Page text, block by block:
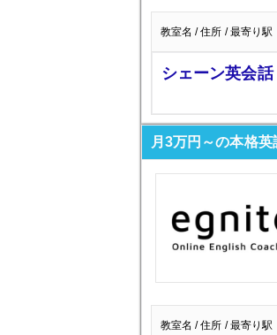
教室名 / 住所 / 最寄り駅
シェーン英会話
月3万円～の本格
教室名 / 住所 / 最寄り駅